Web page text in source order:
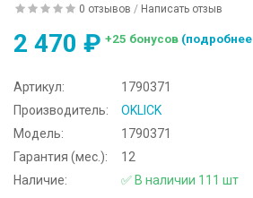
0 отзывов / Написать отзыв
2 470 ₽ +25 бонусов
Артикул:
1790371
Производитель:
OKLICK
Модель:
1790371
Гарантия (мес.):
12
Наличие:
✅ В наличии 111 шт